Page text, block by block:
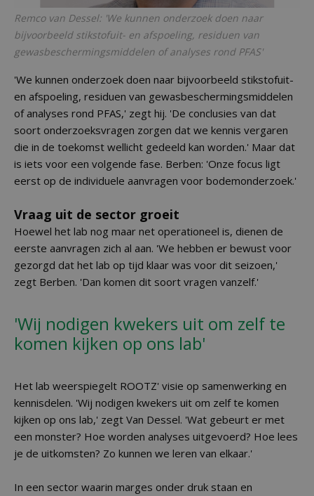
Remco van Dessel: 'We kunnen onderzoek doen naar
bijvoorbeeld stikstofuit- en afspoeling, residuen van
gewasbeschermingsmiddelen of analyses rond PFAS'
'We kunnen onderzoek doen naar bijvoorbeeld stikstofuit-
en afspoeling, residuen van gewasbeschermingsmiddelen
of analyses rond PFAS,' zegt hij. 'De conclusies van dat
soort onderzoeksvragen zorgen dat we kennis vergaren
die in de toekomst wellicht gedeeld kan worden.' Maar dat
is iets voor een volgende fase. Berben: 'Onze focus ligt
eerst op de individuele aanvragen voor bodemonderzoek.'
Vraag uit de sector groeit
Hoewel het lab nog maar net operationeel is, dienen de
eerste aanvragen zich al aan. 'We hebben er bewust voor
gezorgd dat het lab op tijd klaar was voor dit seizoen,'
zegt Berben. 'Dan komen dit soort vragen vanzelf.'
'Wij nodigen kwekers uit om zelf te
komen kijken op ons lab'
Het lab weerspiegelt ROOTZ' visie op samenwerking en
kennisdelen. 'Wij nodigen kwekers uit om zelf te komen
kijken op ons lab,' zegt Van Dessel. 'Wat gebeurt er met
een monster? Hoe worden analyses uitgevoerd? Hoe lees
je de uitkomsten? Zo kunnen we leren van elkaar.'
In een sector waarin marges onder druk staan en